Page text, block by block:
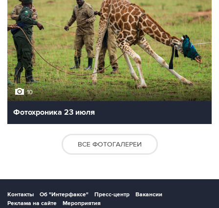
10
Фотохроника 23 июля
ВСЕ ФОТОГАЛЕРЕИ
Контакты Об "Интерфаксе" Пресс-центр
Вакансии
Реклама на сайте
Мероприятия